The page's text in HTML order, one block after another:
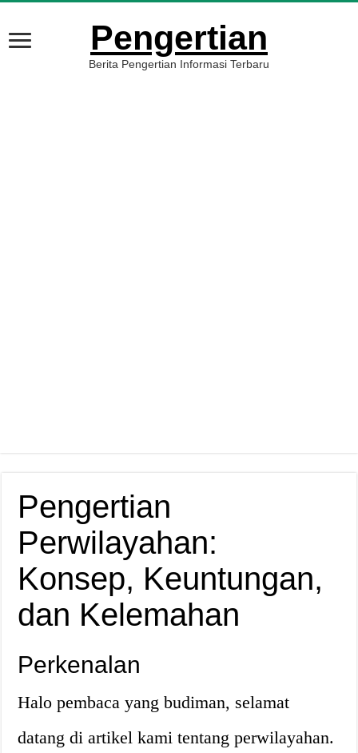
Pengertian
Berita Pengertian Informasi Terbaru
Pengertian
Perwilayahan:
Konsep, Keuntungan,
dan Kelemahan
Perkenalan
Halo pembaca yang budiman, selamat
datang di artikel kami tentang perwilayahan.